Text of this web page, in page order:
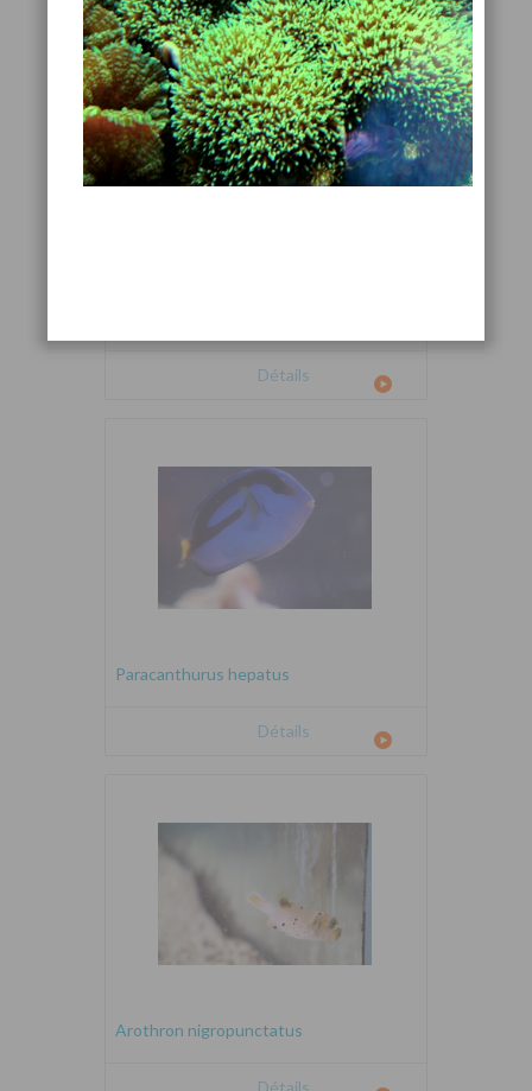
Détails
Détails
Paracanthurus hepatus
Détails
Arothron nigropunctatus
Détails